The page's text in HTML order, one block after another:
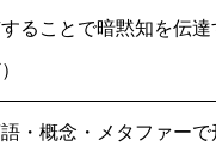
ることで暗黙知を伝
・概念・メタファーで